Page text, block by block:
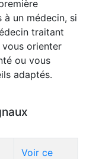
un médecin, si
traitant
orienter
ou vous
adaptés.
Voir ce